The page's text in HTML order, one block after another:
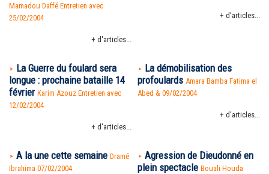
Mamadou Daffé Entretien avec
25/02/2004
+ d'articles...
+ d'articles...
La Guerre du foulard sera
longue : prochaine bataille 14
février Karim Azouz Entretien avec
12/02/2004
+ d'articles...
La démobilisation des
profoulards Amara Bamba Fatima el
Abed & 09/02/2004
+ d'articles...
A la une cette semaine Dramé
Ibrahima 07/02/2004
Agression de Dieudonné en
plein spectacle Bouali Houda